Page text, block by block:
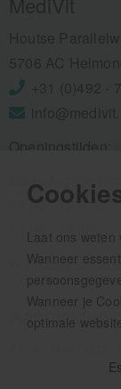
Laat ons weten
Wanneer
Wanneer je
optimale
Openingstijden:
Maandag t/m
08.00 - 12.30u
13.00 - 16.00u
Wij pauzeren
Als eerste op